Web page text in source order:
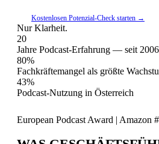
Kostenlosen Potenzial-Check starten →
Nur Klarheit.
20
Jahre Podcast-Erfahrung — seit 2006
80%
Fachkräftemangel als größte
43%
Podcast-Nutzung in Österreich
European Podcast Award | Amazon